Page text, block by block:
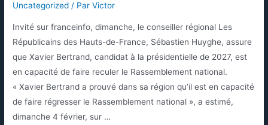
Uncategorized / ParVictor
Invité sur franceinfo, dimanche, le conseiller régional Les
Républicains des Hauts-de-France, Sébastien Huyghe, assure
que Xavier Bertrand, candidat à la présidentielle de 2027, est
en capacité de faire reculer le Rassemblement national.
« Xavier Bertrand a prouvé dans sa région qu’il est en capacité
de faire régresser le Rassemblement national », a estimé,
dimanche 4 février, sur …